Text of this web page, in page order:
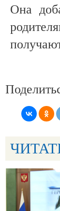
Она